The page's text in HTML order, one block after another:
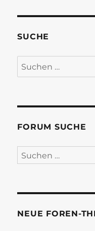
SUCHE
Suchen
nach:
FORUM SUCHE
NEUE FOREN-